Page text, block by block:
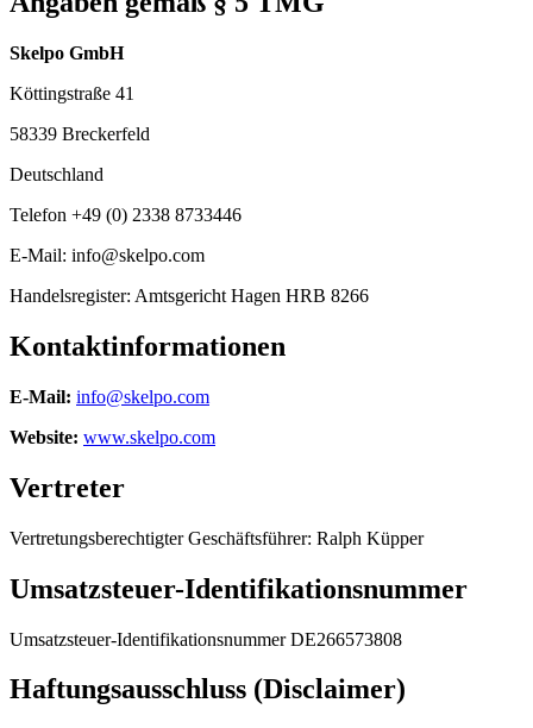
Skelpo GmbH
Köttingstraße 41
58339 Breckerfeld
Deutschland
Telefon +49 (0) 2338 8733446
E-Mail: info@skelpo.com
Handelsregister: Amtsgericht Hagen HRB 8266
Kontaktinformationen
E-Mail: info@skelpo.com
Website: www.skelpo.com
Vertreter
Vertretungsberechtigter Geschäftsführer: Ralph Küpper
Umsatzsteuer-Identifikationsnummer
Umsatzsteuer-Identifikationsnummer DE266573808
Haftungsausschluss (Disclaimer)